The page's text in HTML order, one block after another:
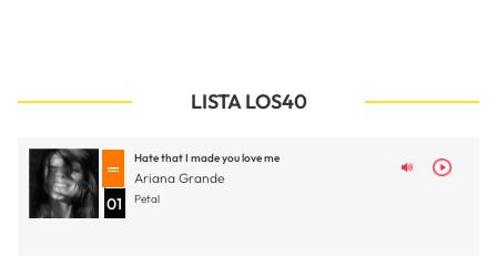
LISTA LOS40
01
Hate that I made you love me
Ariana Grande
Petal